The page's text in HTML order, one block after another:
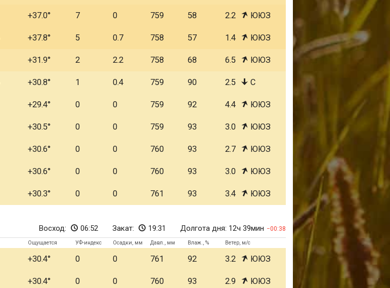
+37.0 7 0 759 58 2.2 ЮЮЗ
+37.8 5 0.7 758 57 1.4 ЮЮЗ
+31.9 2 2.2 758 68 6.5 ЮЮЗ
+30.8 1 0.4 759 90 2.5 С
+29.4 0 0 759 92 4.4 ЮЮЗ
+30.5 0 0 759 93 3.0 ЮЮЗ
+30.6 0 0 760 93 2.7 ЮЮЗ
+30.6 0 0 760 93 3.0 ЮЮЗ
+30.3 0 0 761 93 3.4 ЮЮЗ
Восход: 06:52 Закат: 19:31 Долгота дня: 12ч 39мин 00:38
Ощущается УФ-индекс Осадки, мм Давл., мм Влаж., % Ветер, м/с
+30.4 0 0 761 92 3.2 ЮЮЗ
+30.4 0 0 760 93 2.9 ЮЮЗ